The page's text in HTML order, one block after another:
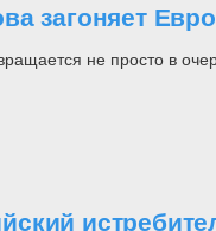
загоняет
не просто в